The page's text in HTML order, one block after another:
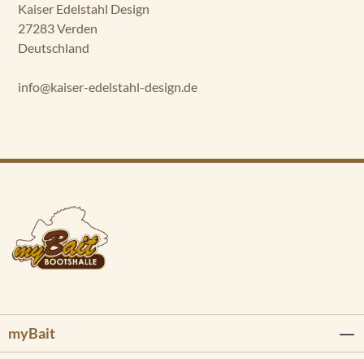
Kaiser Edelstahl Design
27283 Verden
Deutschland
info@kaiser-edelstahl-design.de
myBait